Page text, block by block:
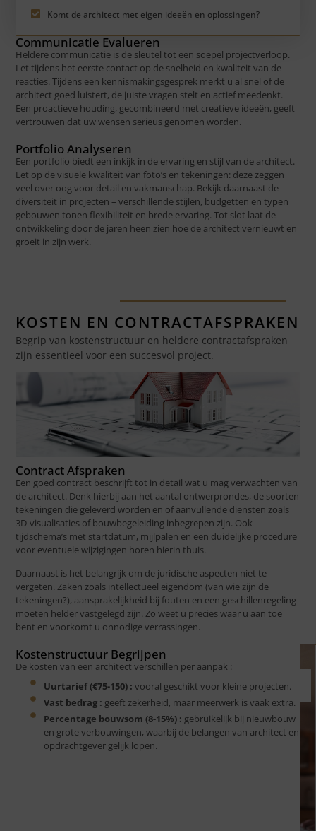
Communicatie Evalueren
Heldere communicatie is de sleutel tot een soepel projectverloop.
Let tijdens het eerste contact op de snelheid en kwaliteit van de
reacties. Tijdens een kennismakingsgesprek merkt u al snel of de
architect goed luistert, de juiste vragen stelt en actief meedenkt.
Een proactieve houding, gecombineerd met creatieve ideeën, geeft
vertrouwen dat uw wensen serieus genomen worden.
Portfolio Analyseren
Een portfolio biedt een inkijk in de ervaring en stijl van de architect.
Let op de visuele kwaliteit van foto’s en tekeningen: deze zeggen
veel over oog voor detail en vakmanschap. Bekijk daarnaast de
diversiteit in projecten – verschillende stijlen, budgetten en typen
gebouwen tonen flexibiliteit en brede ervaring. Tot slot laat de
ontwikkeling door de jaren heen zien hoe de architect vernieuwt en
groeit in zijn werk.
Komt de architect met eigen ideeën en oplossingen?
KOSTEN EN CONTRACTAFSPRAKEN
Begrip van kostenstructuur en heldere contractafspraken
zijn essentieel voor een succesvol project.
Contract Afspraken
Een goed contract beschrijft tot in detail wat u mag verwachten van
de architect. Denk hierbij aan het aantal ontwerprondes, de soorten
tekeningen die geleverd worden en of aanvullende diensten zoals
3D-visualisaties of bouwbegeleiding inbegrepen zijn. Ook
tijdschema’s met startdatum, mijlpalen en een duidelijke procedure
voor eventuele wijzigingen horen hierin thuis.
Daarnaast is het belangrijk om de juridische aspecten niet te
vergeten. Zaken zoals intellectueel eigendom (van wie zijn de
tekeningen?), aansprakelijkheid bij fouten en een geschillenregeling
moeten helder vastgelegd zijn. Zo weet u precies waar u aan toe
bent en voorkomt u onnodige verrassingen.
Kostenstructuur Begrijpen
De kosten van een architect verschillen per aanpak :
Uurtarief (€75-150) : vooral geschikt voor kleine projecten.
Vast bedrag : geeft zekerheid, maar meerwerk is vaak extra.
Percentage bouwsom (8-15%) : gebruikelijk bij nieuwbouw
en grote verbouwingen, waarbij de belangen van architect en
opdrachtgever gelijk lopen.